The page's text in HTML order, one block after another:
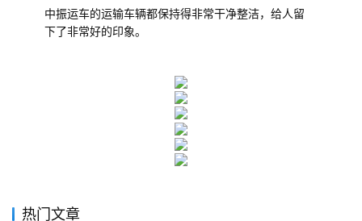
中振运车的运输车辆都保持得非常干净整洁，给人留
下了非常好的印象。
热门文章